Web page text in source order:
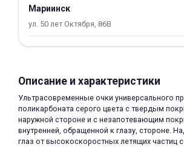
Мариинск
ул. 50 лет Октября, 86В
Описание и характеристики
Ультрасовременные очки универсального
поликарбоната серого цвета с твердым
наружной стороне и с незапотевающим
внутренней, обращенной к глазу, стороне.
глаз от высокоскоростных летящих частиц с